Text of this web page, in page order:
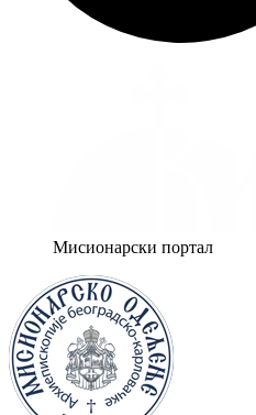
Мисионарски портал